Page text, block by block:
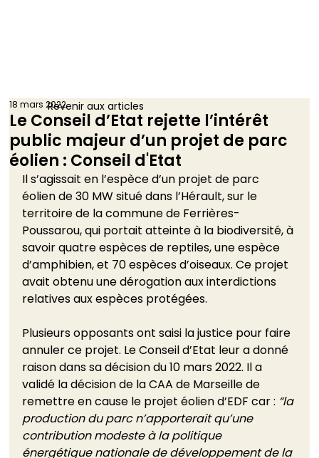
Le Conseil d’Etat rejette l’intérêt
public majeur d’un projet de parc
éolien : Conseil d'Etat
18 mars 2022
Il s’agissait en l’espèce d’un projet de parc
éolien de 30 MW situé dans l’Hérault, sur le
territoire de la commune de Ferrières-
Poussarou, qui portait atteinte à la biodiversité, à
savoir quatre espèces de reptiles, une espèce
d’amphibien, et 70 espèces d’oiseaux. Ce projet
avait obtenu une dérogation aux interdictions
relatives aux espèces protégées.
Plusieurs opposants ont saisi la justice pour faire
annuler ce projet. Le Conseil d’Etat leur a donné
raison dans sa décision du 10 mars 2022. Il a
validé la décision de la CAA de Marseille de
remettre en cause le projet éolien d’EDF car : “la
production du parc n’apporterait qu’une
contribution modeste à la politique
énergétique nationale de développement de la
Revenir aux articles